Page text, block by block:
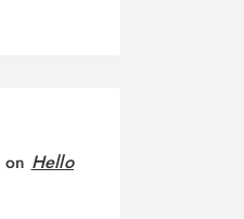
on Hello